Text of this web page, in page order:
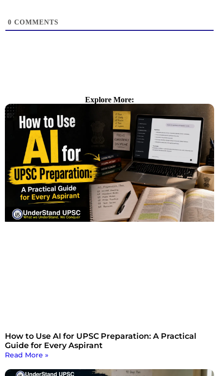
0 COMMENTS
Explore More:
How to Use AI for UPSC Preparation: A Practical
Guide for Every Aspirant
Read More »